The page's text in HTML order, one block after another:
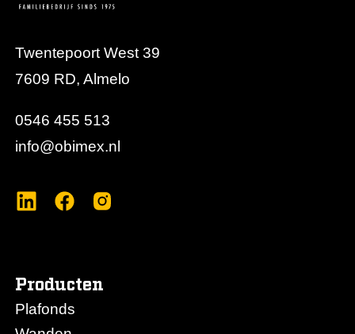
Twentepoort West 39
7609 RD, Almelo
0546 455 513
info@obimex.nl
Producten
Plafonds